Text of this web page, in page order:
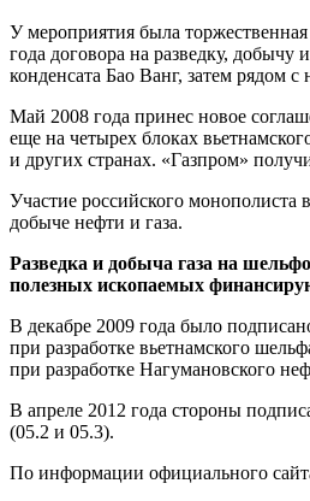
У мероприятия была
года договора на разведку,
конденсата Бао Ванг, затем рядом
Май 2008 года принес новое
еще на четырех блоках
и других странах. «Газпром»
Участие российского
добыче нефти и газа.
Разведка и добыча газа на
полезных ископаемых
В декабре 2009 года было
при разработке вьетнамского
при разработке Нагумановского
В апреле 2012 года стороны
(05.2 и 05.3).
По информации официального